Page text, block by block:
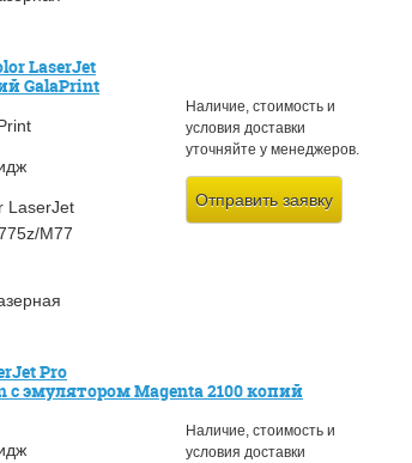
LaserJet
GalaPrint
LaserJet
M77
Наличие, стоимость и
условия доставки
уточняйте у менеджеров.
Отправить заявку
Pro
с эмулятором Magenta 2100 копий
Наличие, стоимость и
условия доставки